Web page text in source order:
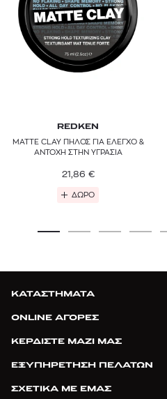
REDKEN
MATTE CLAY ΠΗΛΟΣ ΓΙΑ ΕΛΕΓΧΟ &
ΑΝΤΟΧΗ ΣΤΗΝ ΥΓΡΑΣΙΑ
21,86 €
ΔΩΡΟ
ΚΑΤΑΣΤΗΜΑΤΑ
ONLINE ΑΓΟΡΕΣ
ΚΕΡΔΙΣΤΕ ΜΑΖΙ ΜΑΣ
ΕΞΥΠΗΡΕΤΗΣΗ ΠΕΛΑΤΩΝ
ΣΧΕΤΙΚΑ ΜΕ ΕΜΑΣ